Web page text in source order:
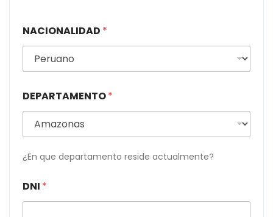
NACIONALIDAD *
DEPARTAMENTO*
¿En que departamento reside actualmente?
DNI *